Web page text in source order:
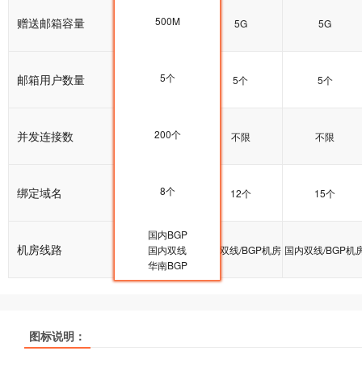
赠送邮箱容量 5G 5G 5G
邮箱用户数量 5个 5个 5个
并发连接数 200个 不限 不限
绑定域名 10个 12个 15个
机房线路 国内双线/BGP机房 国内双线/BGP机房 国内双线/BGP机
500M
5个
200个
8个
国内BGP
国内双线
华南BGP
产品名称
产品名称
产品名称
图标说明：